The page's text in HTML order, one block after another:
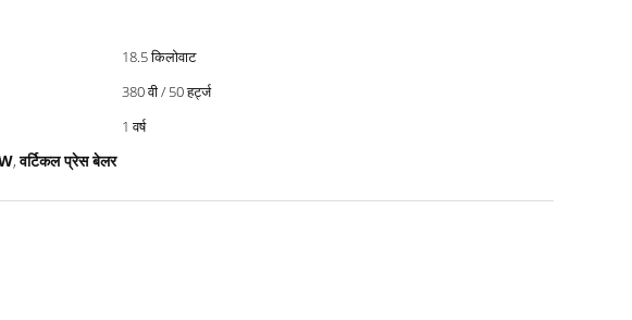
18.5 किलोवाट
380 वी / 50 हर्ट्ज
1 वर्ष
,वर्टिकल प्रेस बेलर